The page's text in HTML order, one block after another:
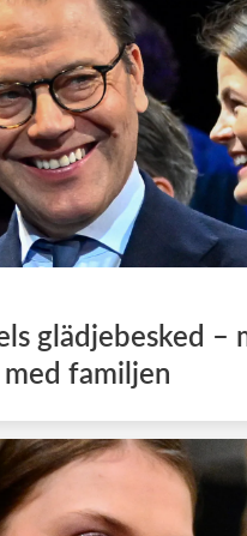
glädjebesked –
familjen